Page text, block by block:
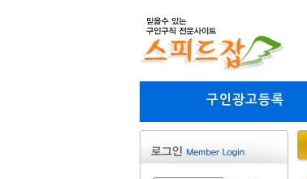
구인광고등록